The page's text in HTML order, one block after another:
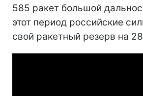
585 ракет большой
этот период российские
свой ракетный резерв на